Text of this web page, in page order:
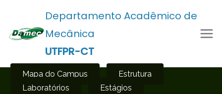
Departamento Acadêmico de
Mecânica
UTFPR-CT
Mapa do Campus
Estrutura
Laboratórios
Estágios